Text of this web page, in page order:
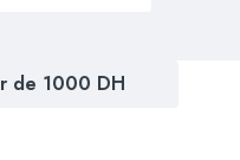
de 1000 DH